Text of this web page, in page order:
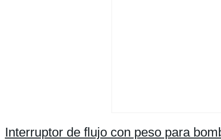
Interruptor de flujo con peso para